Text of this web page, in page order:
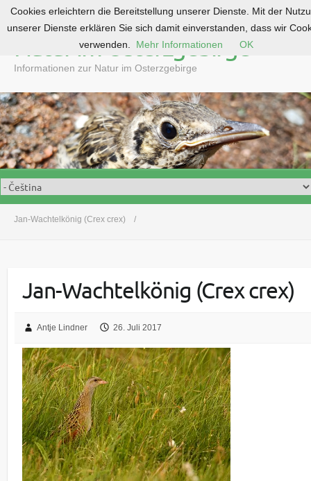
o
c
o
n
t
e
n
Natur im Osterzgebirge
Informationen zur Natur im Osterzgebirge
Jan-Wachtelkönig (Crex crex)
Jan-Wachtelkönig (Crex crex)
Antje Lindner 26. Juli 2017
Cookies erleichtern die Bereitstellung unserer Dienste. Mit der
unserer Dienste erklären Sie sich damit einverstanden, dass wir
verwenden.
Mehr Informationen OK